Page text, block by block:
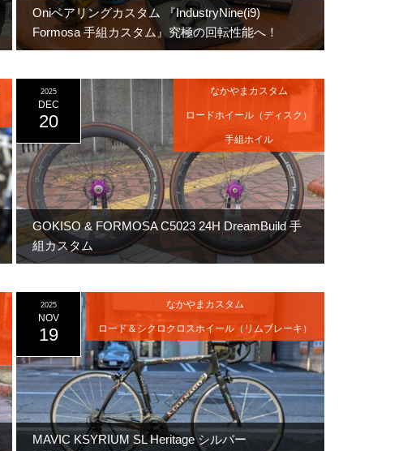
Oniベアリングカスタム 『IndustryNine(i9)
Formosa 手組カスタム』究極の回転性能へ！
GOKISO & FORMOSA C5023 24H DreamBuild 手
組カスタム
2025
DEC
20
なかやまカスタム
ロードホイール（ディスク）
手組ホイル
MAVIC KSYRIUM SL Heritage シルバー
2025
NOV
19
なかやまカスタム
ロード＆シクロクロスホイール（リムブレーキ）